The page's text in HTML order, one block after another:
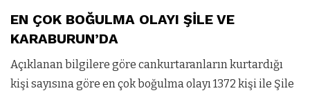
EN ÇOK BOĞULMA OLAYI ŞİLE VE
KARABURUN’DA
Açıklanan bilgilere göre cankurtaranların kurtardığı
kişi sayısına göre en çok boğulma olayı 1372 kişi ile Şile